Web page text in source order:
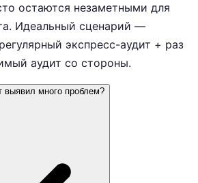
остаются незаметными для
Идеальный сценарий —
экспресс-аудит + раз
аудит со стороны.
выявил много проблем?